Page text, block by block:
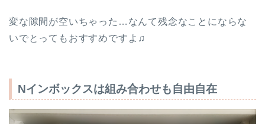
変な隙間が空いちゃった…なんて残念なことにならな
いでとってもおすすめですよ♫
Nインボックスは組み合わせも自由自在